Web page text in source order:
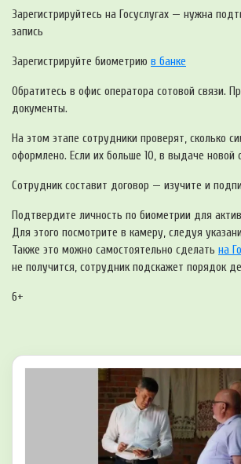
Зарегистрируйтесь на Госуслугах — нужна
запись
Зарегистрируйте биометрию в банке
Обратитесь в офис оператора сотовой связи.
документы.
На этом этапе сотрудники проверят, сколько
оформлено. Если их больше 10, в выдаче новой
Сотрудник составит договор — изучите и
Подтвердите личность по биометрии для
Для этого посмотрите в камеру, следуя
Также это можно самостоятельно сделать на
не получится, сотрудник подскажет порядок
6+